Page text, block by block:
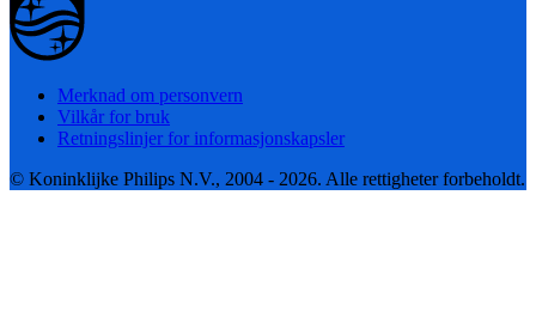
Merknad om personvern
Vilkår for bruk
Retningslinjer for informasjonskapsler
© Koninklijke Philips N.V., 2004 - 2026. Alle rettigheter forbeholdt.